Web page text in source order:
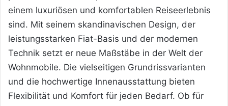
einem luxuriösen und komfortablen Reiseerlebnis
sind. Mit seinem skandinavischen Design, der
leistungsstarken Fiat-Basis und der modernen
Technik setzt er neue Maßstäbe in der Welt der
Wohnmobile. Die vielseitigen Grundrissvarianten
und die hochwertige Innenausstattung bieten
Flexibilität und Komfort für jeden Bedarf. Ob für